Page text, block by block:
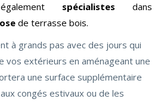
spécialistes dans
de terrasse bois.
à grands pas avec des jours qui
vos extérieurs en aménageant une
une surface supplémentaire
congés estivaux ou de les